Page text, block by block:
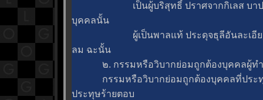
เป็นผู้บริสุทธิ์ ปราศจากกิเลส บาปย่
บุคคลนั้น
ผู้เป็นพาลแท้ ประดุจธุลีอันละเอียด
ลม ฉะนั้น
๒. กรรมหรือวิบากย่อมถูกต้องบุคคลผู้ทำ
กรรมหรือวิบากย่อมถูกต้องบุคคลที่ประทุ
ประทุษร้ายตอบ